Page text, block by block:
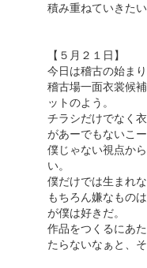
積み重ねていきたい
【５月２１日】
今日は稽古の始ま
稽古場一面衣裳候
ットのよう。
チラシだけでなく
があーでもないこ
僕じゃない視点か
い。
僕だけでは生まれ
もちろん嫌なもの
が僕は好きだ。
作品をつくるにあ
たらないなぁと、